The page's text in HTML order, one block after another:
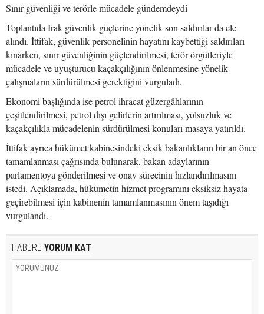
Sınır güvenliği ve terörle mücadele gündemdeydi
Toplantıda Irak güvenlik güçlerine yönelik son saldırılar da ele
alındı. İttifak, güvenlik personelinin hayatını kaybettiği saldırıları
kınarken, sınır güvenliğinin güçlendirilmesi, terör örgütleriyle
mücadele ve uyuşturucu kaçakçılığının önlenmesine yönelik
çalışmaların sürdürülmesi gerektiğini vurguladı.
Ekonomi başlığında ise petrol ihracat güzergâhlarının
çeşitlendirilmesi, petrol dışı gelirlerin artırılması, yolsuzluk ve
kaçakçılıkla mücadelenin sürdürülmesi konuları masaya yatırıldı.
İttifak ayrıca hükümet kabinesindeki eksik bakanlıkların bir an önce
tamamlanması çağrısında bulunarak, bakan adaylarının
parlamentoya gönderilmesi ve onay sürecinin hızlandırılmasını
istedi. Açıklamada, hükümetin hizmet programını eksiksiz hayata
geçirebilmesi için kabinenin tamamlanmasının önem taşıdığı
vurgulandı.
HABERE YORUM KAT